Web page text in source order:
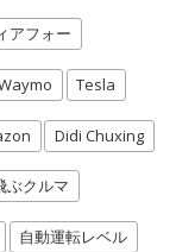
アフォー
Tesla
Didi Chuxing
ぶクルマ
自動運転レベル